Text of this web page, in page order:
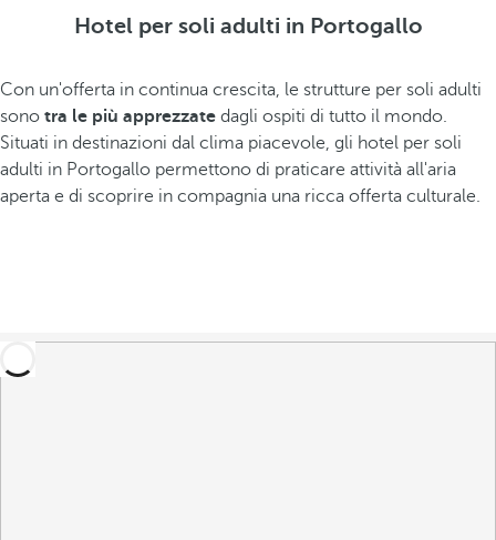
Hotel per soli adulti in Portogallo
Con un'offerta in continua crescita, le strutture per soli adulti
sono tra le più apprezzate dagli ospiti di tutto il mondo.
Situati in destinazioni dal clima piacevole, gli hotel per soli
adulti in Portogallo permettono di praticare attività all'aria
aperta e di scoprire in compagnia una ricca offerta culturale.